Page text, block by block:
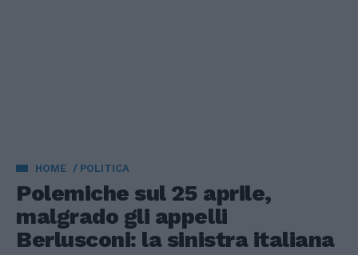
HOME POLITICA
Polemiche sul 25 aprile,
malgrado gli appelli
Berlusconi: la sinistra italiana